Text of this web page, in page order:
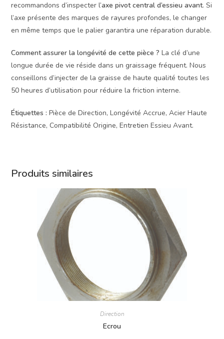
recommandons d’inspecter l’axe pivot central d’essieu avant. Si
l’axe présente des marques de rayures profondes, le changer
en même temps que le palier garantira une réparation durable.
Comment assurer la longévité de cette pièce ? La clé d’une
longue durée de vie réside dans un graissage fréquent. Nous
conseillons d’injecter de la graisse de haute qualité toutes les
50 heures d’utilisation pour réduire la friction interne.
Étiquettes : Pièce de Direction, Longévité Accrue, Acier Haute
Résistance, Compatibilité Origine, Entretien Essieu Avant.
Produits similaires
Direction
Ecrou